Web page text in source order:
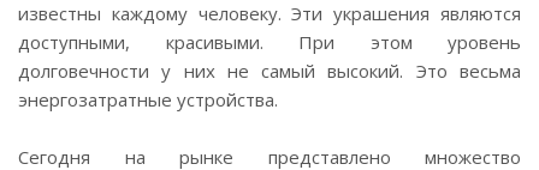
известны каждому человеку. Эти украшения являются
доступными, красивыми. При этом уровень
долговечности у них не самый высокий. Это весьма
энергозатратные устройства.
Сегодня на рынке представлено множество